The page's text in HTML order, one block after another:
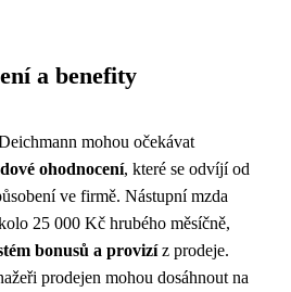
a benefity
mohou očekávat
ohodnocení, které se odvíjí od
ve firmě. Nástupní mzda
25 000 Kč hrubého měsíčně,
bonusů a provizíz prodeje.
prodejen mohou dosáhnout na